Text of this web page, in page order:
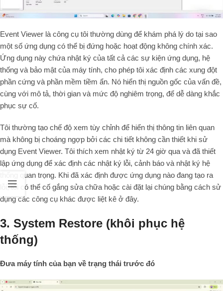
Event Viewer là công cụ tôi thường dùng để khám phá lý do tại sao
một số ứng dụng có thể bị đứng hoặc hoạt động không chính xác.
Ứng dụng này chứa nhật ký của tất cả các sự kiện ứng dụng, hệ
thống và bảo mật của máy tính, cho phép tôi xác định các xung đột
phần cứng và phần mềm tiềm ẩn. Nó hiển thị nguồn gốc của vấn đề,
cùng với mô tả, thời gian và mức độ nghiêm trọng, để dễ dàng khắc
phục sự cố.
Tôi thường tạo chế độ xem tùy chỉnh để hiển thị thông tin liên quan
mà không bị choáng ngợp bởi các chi tiết không cần thiết khi sử
dụng Event Viewer. Tôi thích xem nhật ký từ 24 giờ qua và đã thiết
lập ứng dụng để xác định các nhật ký lỗi, cảnh báo và nhật ký hệ
thống quan trọng. Khi đã xác định được ứng dụng nào đang tạo ra
lỗi, tôi có thể cố gắng sửa chữa hoặc cài đặt lại chúng bằng cách sử
dụng các công cụ khác được liệt kê ở đây.
3. System Restore (khôi phục hệ
thống)
Đưa máy tính của bạn về trạng thái trước đó